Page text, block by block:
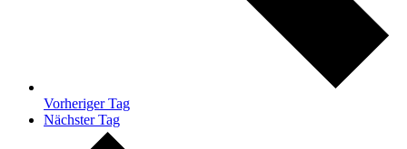
Vorheriger Tag
Nächster Tag